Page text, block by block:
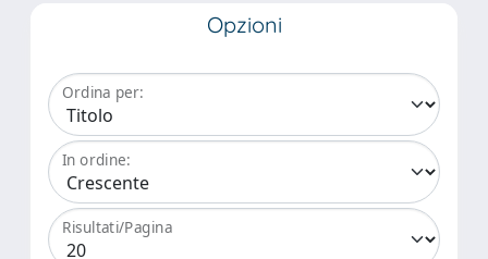
Opzioni
Ordina per:
In ordine:
Risultati/Pagina